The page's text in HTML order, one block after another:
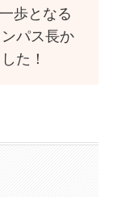
歩となる
パス長か
た！